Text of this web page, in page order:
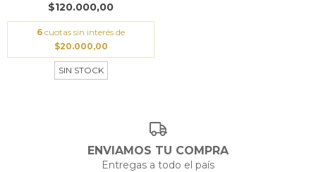
$120.000,00
6 cuotas sin interés de
$20.000,00
SIN STOCK
ENVIAMOS TU COMPRA
Entregas a todo el país